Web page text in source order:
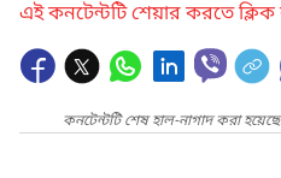
এই কনটেন্টটি শেয়ার করতে
কনটেন্টটি শেষ হাল-নাগাদ করা